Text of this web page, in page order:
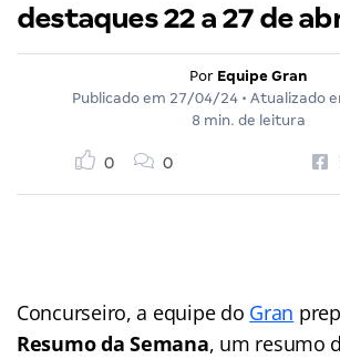
destaques 22 a 27 de
Por Equipe Gran
Publicado em 27/04/24 • Atualizado
8 min. de leitura
0 0
Concurseiro, a equipe do Gran
Resumo da Semana, um resumo